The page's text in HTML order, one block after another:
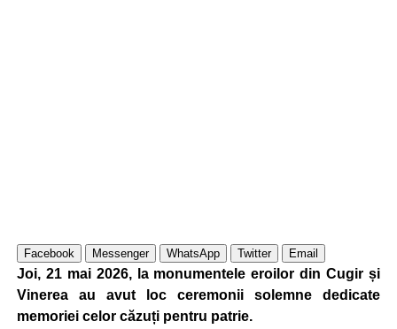
Facebook Messenger WhatsApp Twitter Email
Joi, 21 mai 2026, la monumentele eroilor din Cugir și
Vinerea au avut loc ceremonii solemne dedicate
memoriei celor căzuți pentru patrie.